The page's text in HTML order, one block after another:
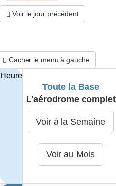
Heure
Toute la Base
L'aérodrome complet
Voir le jour précédent
Cacher le menu à gauche